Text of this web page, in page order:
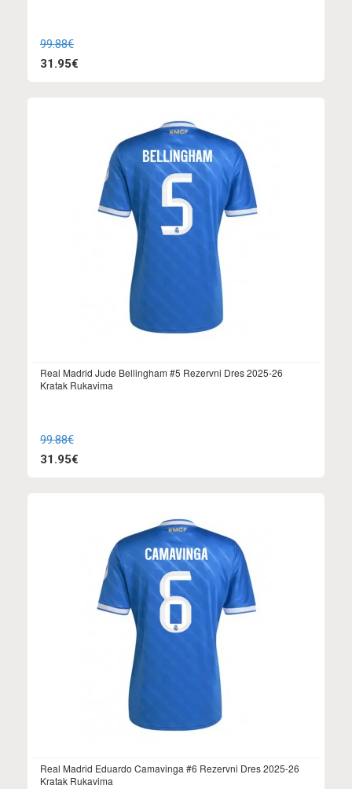
99.88€
31.95€
Real Madrid Jude Bellingham #5 Rezervni Dres 2025-26
Kratak Rukavima
99.88€
31.95€
Real Madrid Eduardo Camavinga #6 Rezervni Dres 2025-26
Kratak Rukavima